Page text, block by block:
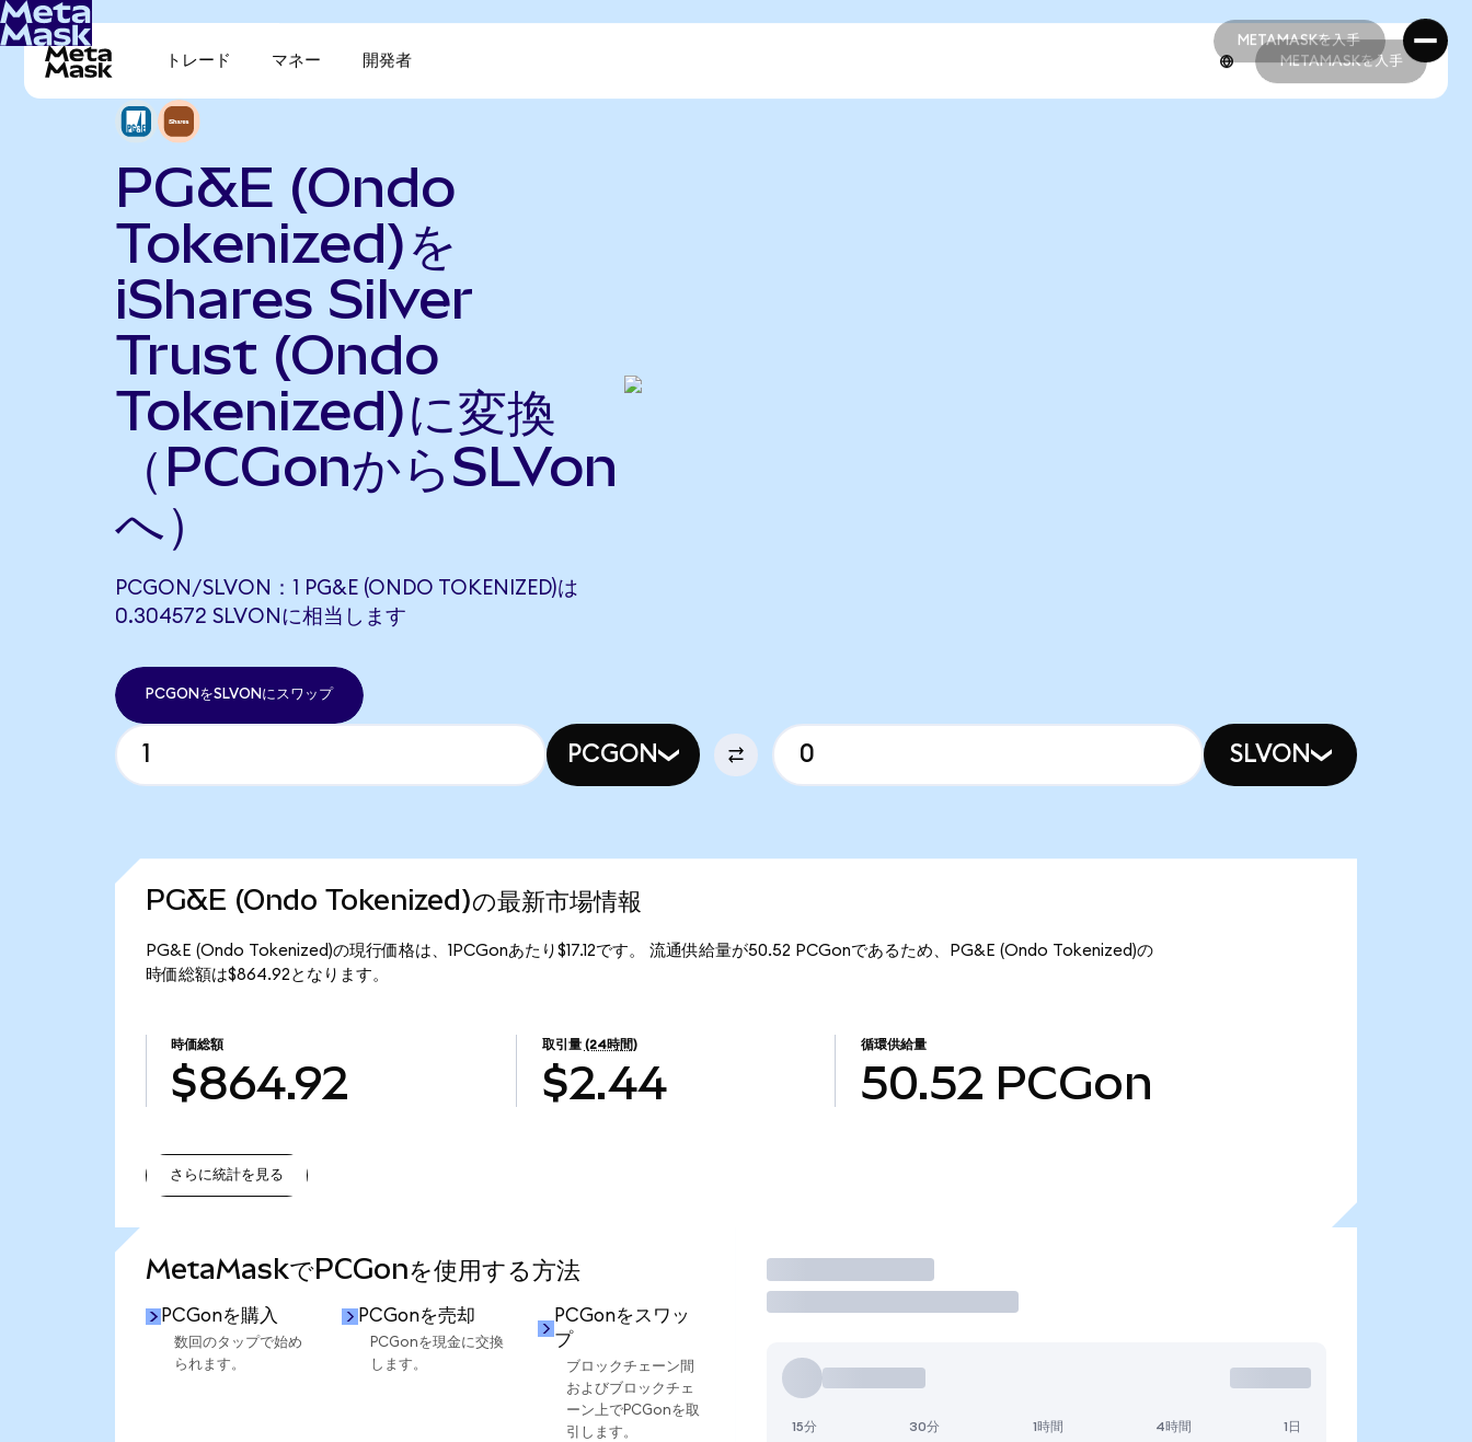
METAMASKを入手
METAMASKを入手
トレード マネー 開発者 METAMASKを入手
PG&E (Ondo
Tokenized)を
iShares Silver
Trust (Ondo
Tokenized)に変換
（PCGonからSLVon
へ）
PCGON/SLVON：1 PG&E (ONDO TOKENIZED)は
0.304572 SLVONに相当します
PCGONをSLVONにスワップ
PCGON SLVON
PG&E (Ondo Tokenized)の最新市場情報
PG&E (Ondo Tokenized)の現行価格は、1PCGonあたり$17.12です。 流通供給量が50.52 PCGonであるため、PG&E (Ondo Tokenized)の
時価総額は$864.92となります。
時価総額
$864.92
取引量 (24時間)
$2.44
循環供給量
50.52 PCGon
さらに統計を見る
MetaMaskでPCGonを使用する方法
PCGonを購入
数回のタップで始め
られます。
PCGonを売却
PCGonを現金に交換
します。
PCGonをスワッ
プ
ブロックチェーン間
およびブロックチェ
ーン上でPCGonを取
引します。
取引
15分 30分 1時間 4時間 1日